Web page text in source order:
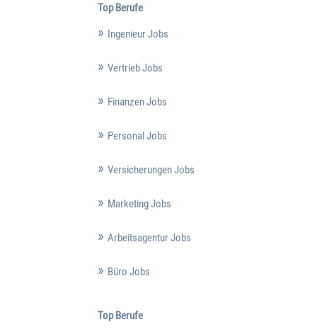
Top Berufe
Ingenieur Jobs
Vertrieb Jobs
Finanzen Jobs
Personal Jobs
Versicherungen Jobs
Marketing Jobs
Arbeitsagentur Jobs
Büro Jobs
Top Berufe